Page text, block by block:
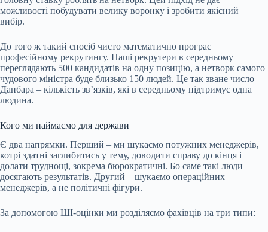
можливості побудувати велику воронку і зробити якісний
вибір.
До того ж такий спосіб чисто математично програє
професійному рекрутингу. Наші рекрутери в середньому
переглядають 500 кандидатів на одну позицію, а нетворк самого
чудового міністра буде близько 150 людей. Це так зване число
Данбара – кількість звʼязків, які в середньому підтримує одна
людина.
Кого ми наймаємо для держави
Є два напрямки. Перший – ми шукаємо потужних менеджерів,
котрі здатні заглибитись у тему, доводити справу до кінця і
долати труднощі, зокрема бюрократичні. Бо саме такі люди
досягають результатів. Другий – шукаємо операційних
менеджерів, а не політичні фігури.
За допомогою ШІ-оцінки ми розділяємо фахівців на три типи: